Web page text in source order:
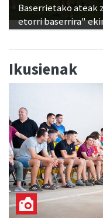
Baserrietako ateak
etorri baserrira"
Ikusienak